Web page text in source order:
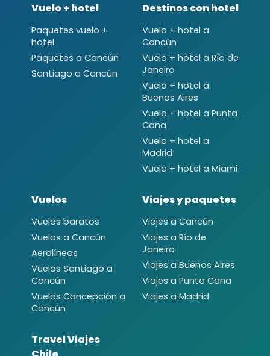
Vuelo + hotel
Paquetes vuelo +
hotel
Paquetes a Cancún
Santiago a Cancún
Destinos con hotel
Vuelo + hotel a
Cancún
Vuelo + hotel a Río de
Janeiro
Vuelo + hotel a
Buenos Aires
Vuelo + hotel a Punta
Cana
Vuelo + hotel a
Madrid
Vuelo + hotel a Miami
Vuelos
Vuelos baratos
Vuelos a Cancún
Aerolíneas
Vuelos Santiago a
Cancún
Vuelos Concepción a
Cancún
Viajes y paquetes
Viajes a Cancún
Viajes a Río de
Janeiro
Viajes a Buenos Aires
Viajes a Punta Cana
Viajes a Madrid
Travel Viajes